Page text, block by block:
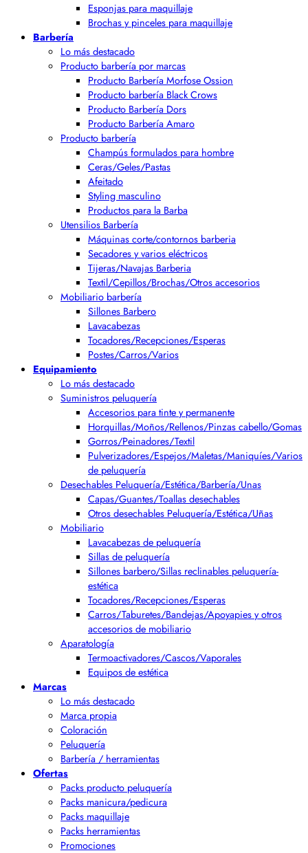
Esponjas para maquillaje
Brochas y pinceles para maquillaje
Barbería
Lo más destacado
Producto barbería por marcas
Producto Barbería Morfose Ossion
Producto barbería Black Crows
Producto Barbería Dors
Producto Barbería Amaro
Producto barbería
Champús formulados para hombre
Ceras/Geles/Pastas
Afeitado
Styling masculino
Productos para la Barba
Utensilios Barbería
Máquinas corte/contornos barberia
Secadores y varios eléctricos
Tijeras/Navajas Barberia
Textil/Cepillos/Brochas/Otros accesorios
Mobiliario barbería
Sillones Barbero
Lavacabezas
Tocadores/Recepciones/Esperas
Postes/Carros/Varios
Equipamiento
Lo más destacado
Suministros peluquería
Accesorios para tinte y permanente
Horquillas/Moños/Rellenos/Pinzas cabello/Gomas
Gorros/Peinadores/Textil
Pulverizadores/Espejos/Maletas/Maniquíes/Varios
de peluquería
Desechables Peluquería/Estética/Barbería/Unas
Capas/Guantes/Toallas desechables
Otros desechables Peluquería/Estética/Uñas
Mobiliario
Lavacabezas de peluquería
Sillas de peluquería
Sillones barbero/Sillas reclinables peluquería-
estética
Tocadores/Recepciones/Esperas
Carros/Taburetes/Bandejas/Apoyapies y otros
accesorios de mobiliario
Aparatología
Termoactivadores/Cascos/Vaporales
Equipos de estética
Marcas
Lo más destacado
Marca propia
Coloración
Peluquería
Barbería / herramientas
Ofertas
Packs producto peluquería
Packs manicura/pedicura
Packs maquillaje
Packs herramientas
Promociones